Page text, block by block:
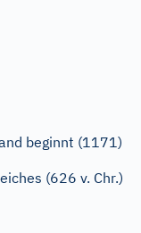
beginnt (1171)
(626 v. Chr.)